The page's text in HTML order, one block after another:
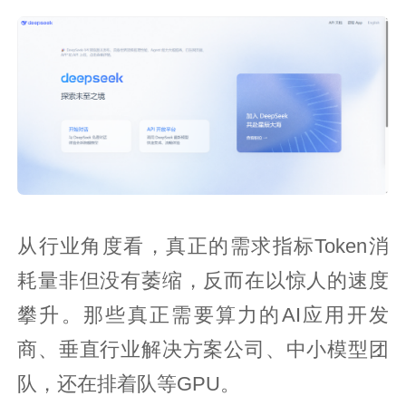
从行业角度看，真正的需求指标Token消
耗量非但没有萎缩，反而在以惊人的速度
攀升。那些真正需要算力的AI应用开发
商、垂直行业解决方案公司、中小模型团
队，还在排着队等GPU。